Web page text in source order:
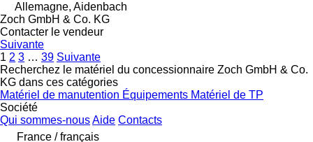
Allemagne, Aidenbach
Zoch GmbH & Co. KG
Contacter le vendeur
Suivante
1 2 3 … 39 Suivante
Recherchez le matériel du concessionnaire Zoch GmbH & Co.
KG dans ces catégories
Matériel de manutention Équipements Matériel de TP
Société
Qui sommes-nousAide Contacts
France / français